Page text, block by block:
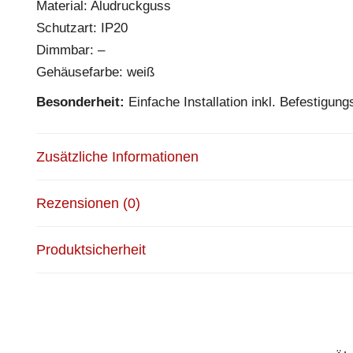
Material: Aludruckguss
Schutzart: IP20
Dimmbar: –
Gehäusefarbe: weiß
Besonderheit: Einfache Installation inkl.
Zusätzliche Informationen
Rezensionen (0)
Produktsicherheit